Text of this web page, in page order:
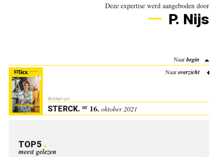
Deze expertise werd aangeboden door
P. Nijs
Naarbegin
Naaroverzicht
Artikel uit:
STERCK. nr16. oktober 2021
TOP5
meest gelezen